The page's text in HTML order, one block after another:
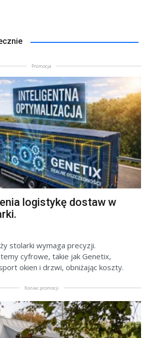
Promocja
logistykę dostaw w
stolarki wymaga precyzji.
cyfrowe, takie jak Genetix,
okien i drzwi, obniżając koszty.
Koniec promocji